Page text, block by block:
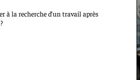
à la recherche d’un travail après